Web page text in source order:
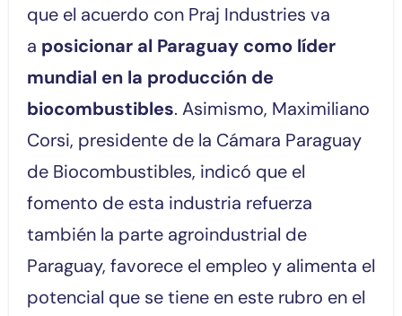
que el acuerdo con Praj Industries va
a posicionar al Paraguay como líder
mundial en la producción de
biocombustibles. Asimismo, Maximiliano
Corsi, presidente de la Cámara Paraguay
de Biocombustibles, indicó que el
fomento de esta industria refuerza
también la parte agroindustrial de
Paraguay, favorece el empleo y alimenta el
potencial que se tiene en este rubro en el